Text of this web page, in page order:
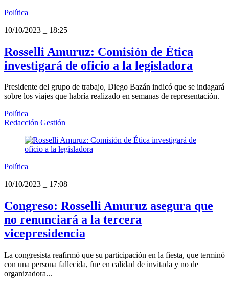
Política
10/10/2023
18:25
Rosselli Amuruz: Comisión de Ética
investigará de oficio a la legisladora
Presidente del grupo de trabajo, Diego Bazán indicó que se indagará
sobre los viajes que habría realizado en semanas de representación.
Política
Redacción Gestión
Política
10/10/2023
17:08
Congreso: Rosselli Amuruz asegura que
no renunciará a la tercera
vicepresidencia
La congresista reafirmó que su participación en la fiesta, que terminó
con una persona fallecida, fue en calidad de invitada y no de
organizadora...